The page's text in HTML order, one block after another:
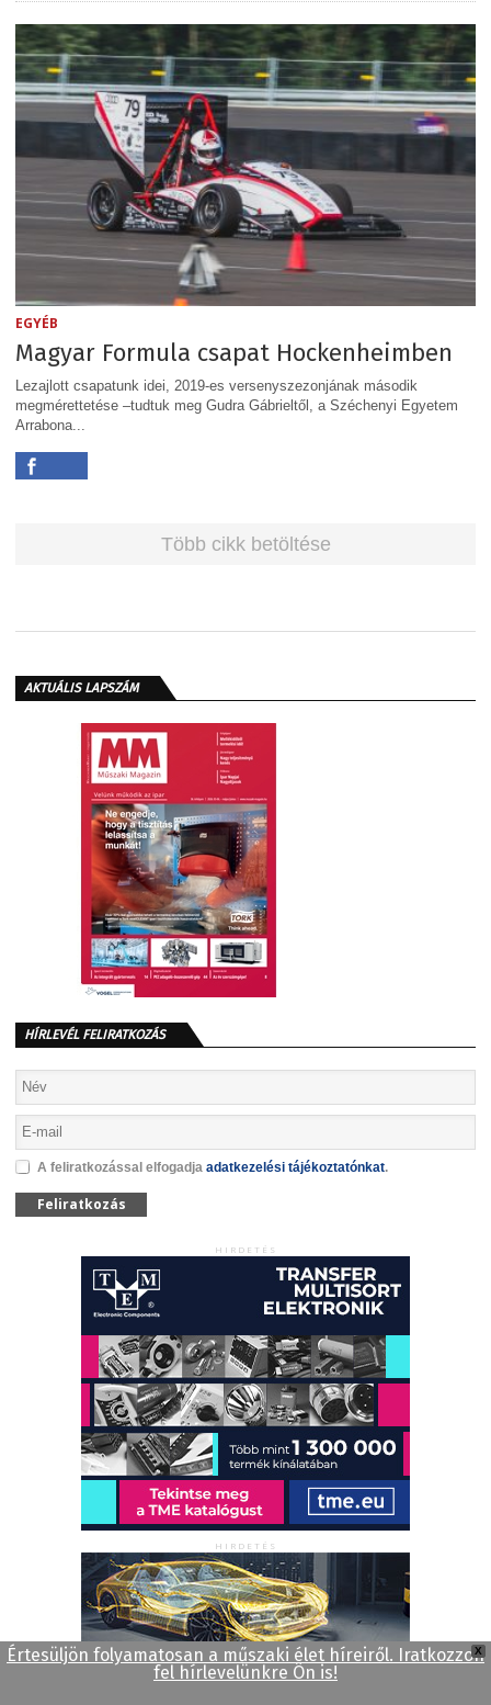
EGYÉB
Magyar Formula csapat Hockenheimben
Lezajlott csapatunk idei, 2019-es versenyszezonjának második
megmérettetése –tudtuk meg Gudra Gábrieltől, a Széchenyi Egyetem
Arrabona...
Több cikk betöltése
AKTUÁLIS LAPSZÁM
HÍRLEVÉL FELIRATKOZÁS
A feliratkozással elfogadja adatkezelési tájékoztatónkat.
Feliratkozás
HIRDETÉS
HIRDETÉS
X
Értesüljön folyamatosan a műszaki élet híreiről. Iratkozzon
fel hírlevelünkre Ön is!